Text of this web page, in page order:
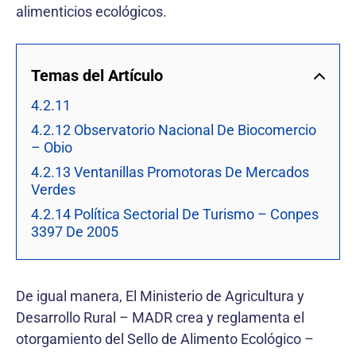
alimenticios ecológicos.
Temas del Artículo
4.2.11
4.2.12 Observatorio Nacional De Biocomercio
– Obio
4.2.13 Ventanillas Promotoras De Mercados
Verdes
4.2.14 Política Sectorial De Turismo – Conpes
3397 De 2005
De igual manera, El Ministerio de Agricultura y
Desarrollo Rural – MADR crea y reglamenta el
otorgamiento del Sello de Alimento Ecológico –